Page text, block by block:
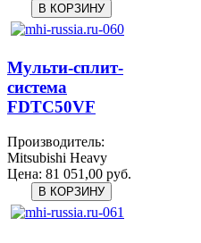
Мульти-сплит-
система
FDTC50VF
Производитель:
Mitsubishi Heavy
Цена: 81 051,00 руб.